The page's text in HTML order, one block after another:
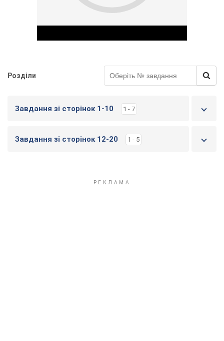
Play Video
Розділи
Завдання зі сторінок 1-10 1 - 7
Завдання зі сторінок 12-20 1 - 5